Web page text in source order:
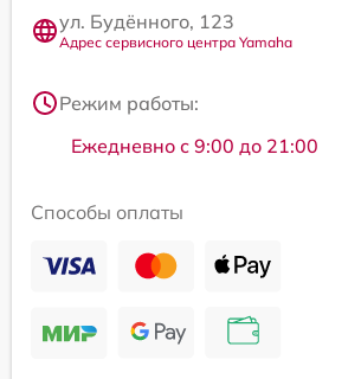
ул. Будённого, 123
Адрес сервисного центра Yamaha
Режим работы:
Ежедневно с 9:00 до 21:00
Способы оплаты